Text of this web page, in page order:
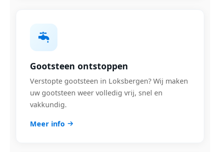
Gootsteen ontstoppen
Verstopte gootsteen in Loksbergen? Wij maken
uw gootsteen weer volledig vrij, snel en
vakkundig.
Meer info